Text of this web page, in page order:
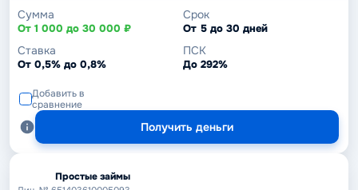
Сумма
От 1 000 до 30 000 ₽
Срок
От 5 до 30 дней
Ставка
От 0,5% до 0,8%
ПСК
До 292%
Добавить в
сравнение
Получить деньги
Простые займы